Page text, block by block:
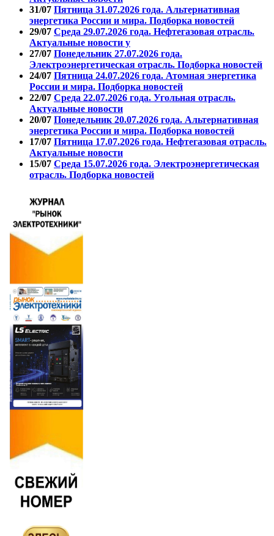
31/07 Пятница 31.07.2026 года. Альтернативная
энергетика России и мира. Подборка новостей
29/07 Среда 29.07.2026 года. Нефтегазовая отрасль.
Актуальные новости у
27/07 Понедельник 27.07.2026 года.
Электроэнергетическая отрасль. Подборка новостей
24/07 Пятница 24.07.2026 года. Атомная энергетика
России и мира. Подборка новостей
22/07 Среда 22.07.2026 года. Угольная отрасль.
Актуальные новости
20/07 Понедельник 20.07.2026 года. Альтернативная
энергетика России и мира. Подборка новостей
17/07 Пятница 17.07.2026 года. Нефтегазовая отрасль.
Актуальные новости
15/07 Среда 15.07.2026 года. Электроэнергетическая
отрасль. Подборка новостей